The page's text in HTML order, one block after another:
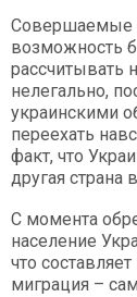
Совершаемые
возможность
рассчитывать
нелегально,
украинскими
переехать
факт, что
другая страна
С момента
население
что
миграция –